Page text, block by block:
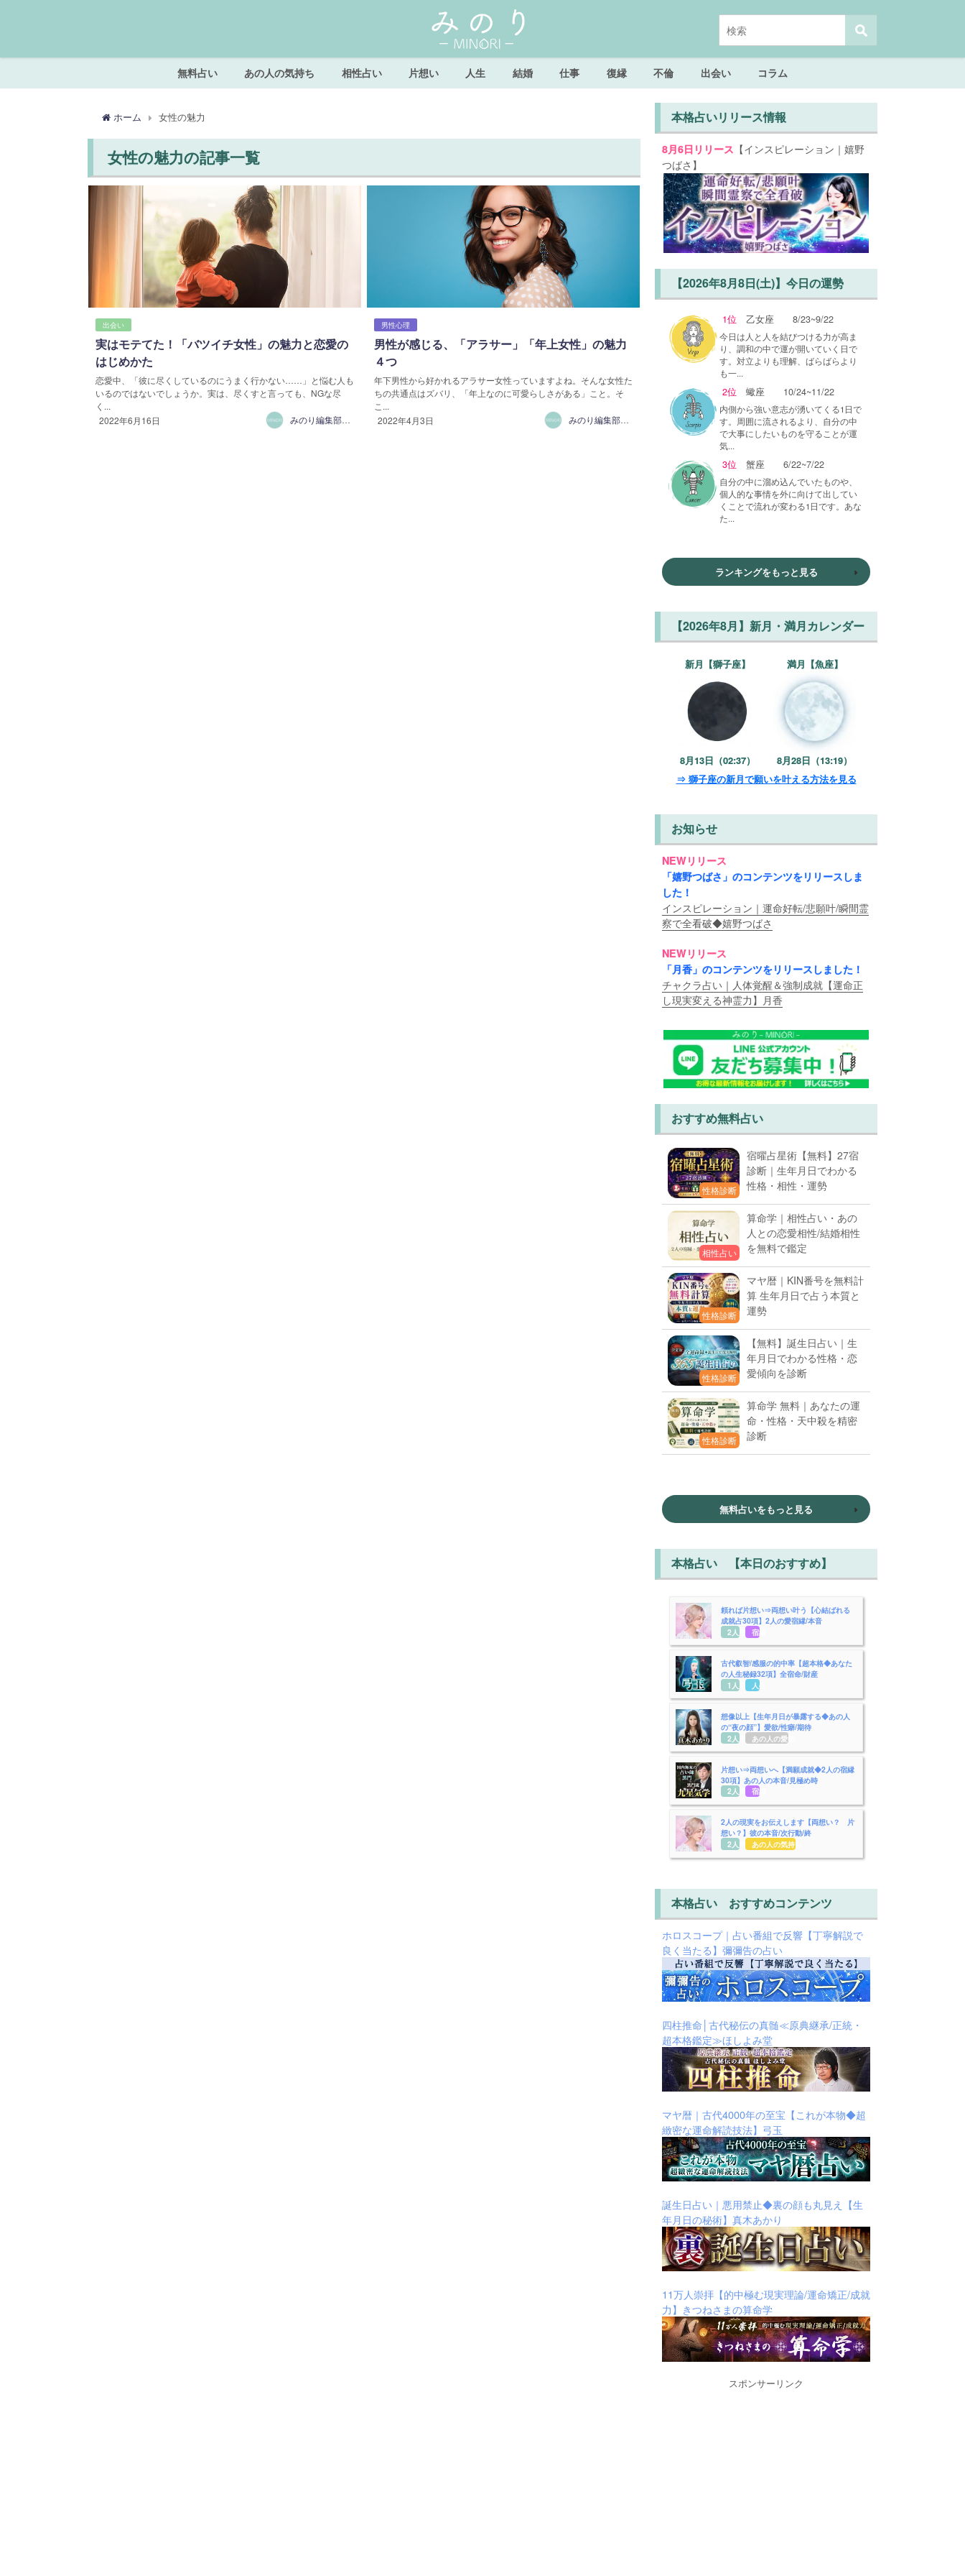
無料占い あの人の気持ち 相性占い 片想い 人生 結婚 仕事 復縁 不倫 出会い コラム
ホーム 女性の魅力
女性の魅力の記事一覧
出会い
実はモテてた！「バツイチ女性」の魅力と恋愛の
はじめかた
恋愛中、「彼に尽くしているのにうまく行かない……」と悩む人も
いるのではないでしょうか。実は、尽くすと言っても、NGな尽
く...
2022年6月16日
みのり編集部【モモ】
男性心理
男性が感じる、「アラサー」「年上女性」の魅力
４つ
年下男性から好かれるアラサー女性っていますよね。そんな女性た
ちの共通点はズバリ、「年上なのに可愛らしさがある」こと。そ
こ...
2022年4月3日
みのり編集部【モモ】
本格占いリリース情報
8月6日リリース 【インスピレーション｜嬉野
つばさ】
【2026年8月8日(土)】今日の運勢
1位 乙女座 8/23~9/22
今日は人と人を結びつける力が高ま
り、調和の中で運が開いていく日で
す。対立よりも理解、ばらばらより
も一...
2位 蠍座 10/24~11/22
内側から強い意志が湧いてくる1日で
す。周囲に流されるより、自分の中
で大事にしたいものを守ることが運
気...
3位 蟹座 6/22~7/22
自分の中に溜め込んでいたものや、
個人的な事情を外に向けて出してい
くことで流れが変わる1日です。あな
た...
ランキングをもっと見る
【2026年8月】新月・満月カレンダー
新月【獅子座】
8月13日（02:37）
満月【魚座】
8月28日（13:19）
⇒ 獅子座の新月で願いを叶える方法を見る
お知らせ
NEWリリース
「嬉野つばさ」のコンテンツをリリースしま
した！
インスピレーション｜運命好転/悲願叶/瞬間霊
察で全看破◆嬉野つばさ
NEWリリース
「月香」のコンテンツをリリースしました！
チャクラ占い｜人体覚醒＆強制成就【運命正
し現実変える神霊力】月香
おすすめ無料占い
性格診断
宿曜占星術【無料】27宿
診断｜生年月日でわかる
性格・相性・運勢
相性占い
算命学｜相性占い・あの
人との恋愛相性/結婚相性
を無料で鑑定
性格診断
マヤ暦｜KIN番号を無料計
算 生年月日で占う本質と
運勢
性格診断
【無料】誕生日占い｜生
年月日でわかる性格・恋
愛傾向を診断
性格診断
算命学 無料｜あなたの運
命・性格・天中殺を精密
診断
無料占いをもっと見る
本格占い 【本日のおすすめ】
頼れば片想い⇒両想い叶う【心結ばれる
成就占30項】2人の愛宿縁/本音
2人用 宿縁
古代叡智/感服の的中率【超本格◆あなた
の人生秘録32項】全宿命/財産
1人用
人生
想像以上【生年月日が暴露する◆あの人
の“夜の顔”】愛欲/性癖/期待
2人用
あの人の愛欲
片想い⇒両想いへ【満願成就◆2人の宿縁
30項】あの人の本音/見極め時
2人用 宿縁
2人の現実をお伝えします【両想い？ 片
想い？】彼の本音/次行動/終
2人用
あの人の気持ち
本格占い おすすめコンテンツ
ホロスコープ｜占い番組で反響【丁寧解説で
良く当たる】彌彌告の占い
四柱推命│古代秘伝の真髄≪原典継承/正統・
超本格鑑定≫ほしよみ堂
マヤ暦｜古代4000年の至宝【これが本物◆超
緻密な運命解読技法】弓玉
誕生日占い｜悪用禁止◆裏の顔も丸見え【生
年月日の秘術】真木あかり
11万人崇拝【的中極む現実理論/運命矯正/成就
力】きつねさまの算命学
スポンサーリンク